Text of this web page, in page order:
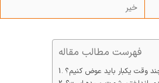
خیر
فهرست مطالب مقاله
وقت یکبار باید عوض کنیم؟